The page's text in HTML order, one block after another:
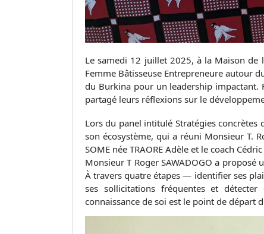
Le samedi 12 juillet 2025, à la Maison de
Femme Bâtisseuse Entrepreneure autour
du Burkina pour un leadership impactant.
partagé leurs réflexions sur le
Lors du panel intitulé Stratégies concrètes
son écosystème, qui a réuni Monsieur T.
SOME née TRAORE Adèle et le coach
Monsieur T Roger SAWADOGO a
À travers quatre étapes — identifier ses
ses sollicitations fréquentes et
connaissance de soi est le point de départ